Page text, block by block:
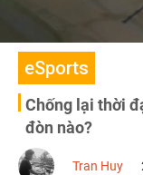
eSports
Chống lại thời
đòn nào?
Tran Huy